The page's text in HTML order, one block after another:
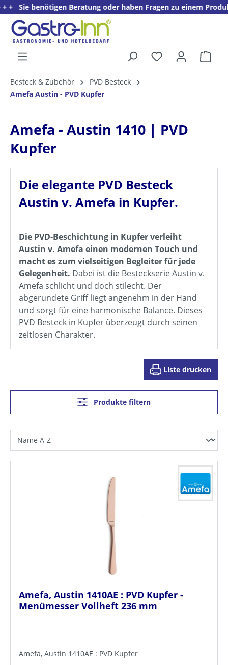
springen
benötigen Beratung oder haben Fragen zu einem Produkt?
Willkommens­rabatt**
für neue Kunden
Besteck & Zubehör
PVD Besteck
Amefa Austin - PVD Kupfer
Amefa - Austin 1410 | PVD
Kupfer
Die elegante PVD Besteck
Austin v. Amefa in Kupfer.
Die PVD-Beschichtung in Kupfer verleiht
Austin v. Amefa einen modernen Touch und
macht es zum vielseitigen Begleiter für jede
Gelegenheit. Dabei ist die Besteckserie Austin v.
Amefa schlicht und doch stilecht. Der
abgerundete Griff liegt angenehm in der Hand
und sorgt für eine harmonische Balance. Dieses
PVD Besteck in Kupfer überzeugt durch seinen
zeitlosen Charakter.
Liste drucken
Produkte filtern
Amefa, Austin 1410AE : PVD Kupfer -
Menümesser Vollheft 236 mm
Amefa, Austin 1410AE : PVD Kupfer